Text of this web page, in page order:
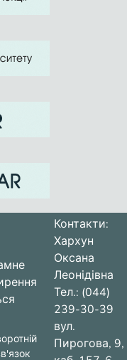
Контакти:
Хархун
Оксана
Леонідівна
Тел.: (044)
239-30-39
вул.
Пирогова, 9,